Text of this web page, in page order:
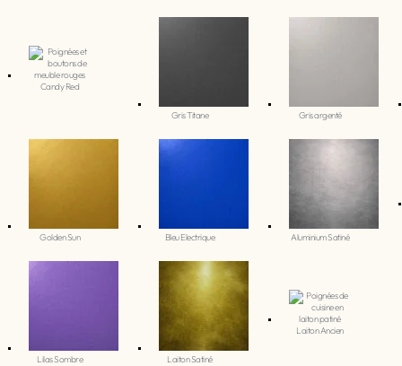
Candy Red
Gris Titane Gris argenté
Golden Sun Bleu Electrique Aluminium Satiné
Lilas Sombre Laiton Satiné
Laiton Ancien